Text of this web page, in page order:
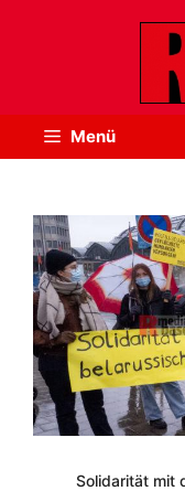
Menü
Solidarität mit